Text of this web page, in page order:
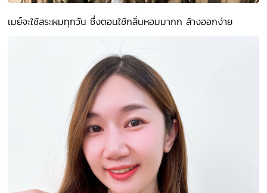
เมย์จะใช้สระผมทุกวัน ซึ่งตอนใช้กลิ่นหอมมากก ล้างออกง่าย